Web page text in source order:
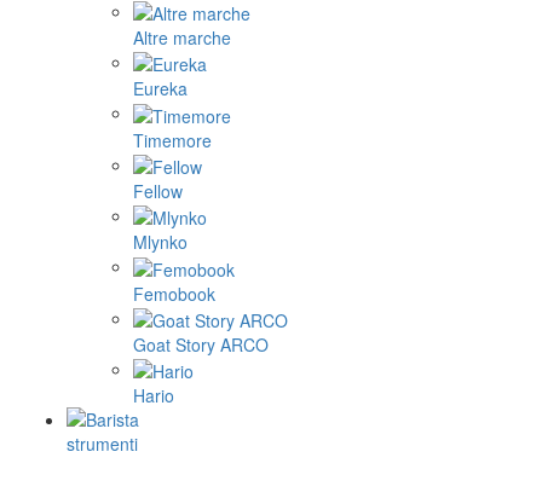
Altre marche
Eureka
Timemore
Fellow
Mlynko
Femobook
Goat Story ARCO
Hario